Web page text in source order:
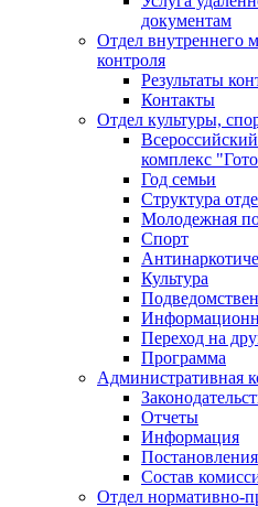
документам
Отдел внутреннего
контроля
Результаты
Контакты
Отдел культуры,
комплекс
Год семьи
Структура
Молодежная
Спорт
Культура
Переход на
Программа
Административная
Отчеты
Информация
Постановления
Состав
Отдел нормативно-